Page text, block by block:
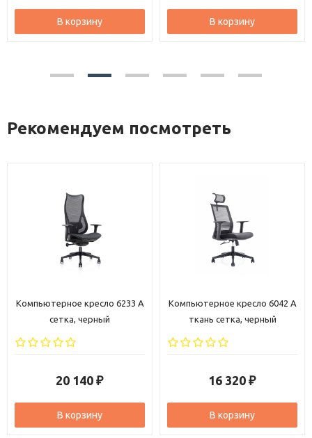
В корзину В корзину
Рекомендуем посмотреть
Компьютерное кресло 6233 A
сетка, черный
20 140 ₽
В корзину
Компьютерное кресло 6042 A
ткань сетка, черный
16 320 ₽
В корзину